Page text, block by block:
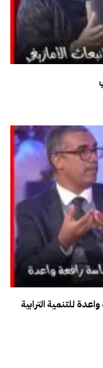
للتنمية الترابية